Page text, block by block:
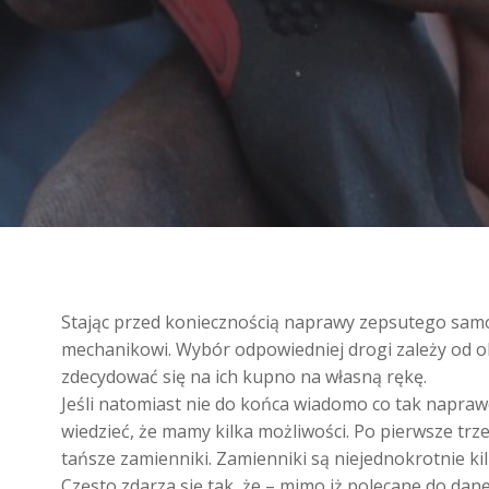
Stając przed koniecznością naprawy zepsutego
mechanikowi. Wybór odpowiedniej drogi zależy od
zdecydować się na ich kupno na własną rękę.
Jeśli natomiast nie do końca wiadomo co tak
wiedzieć, że mamy kilka możliwości. Po pierwsze
tańsze zamienniki. Zamienniki są niejednokrotnie